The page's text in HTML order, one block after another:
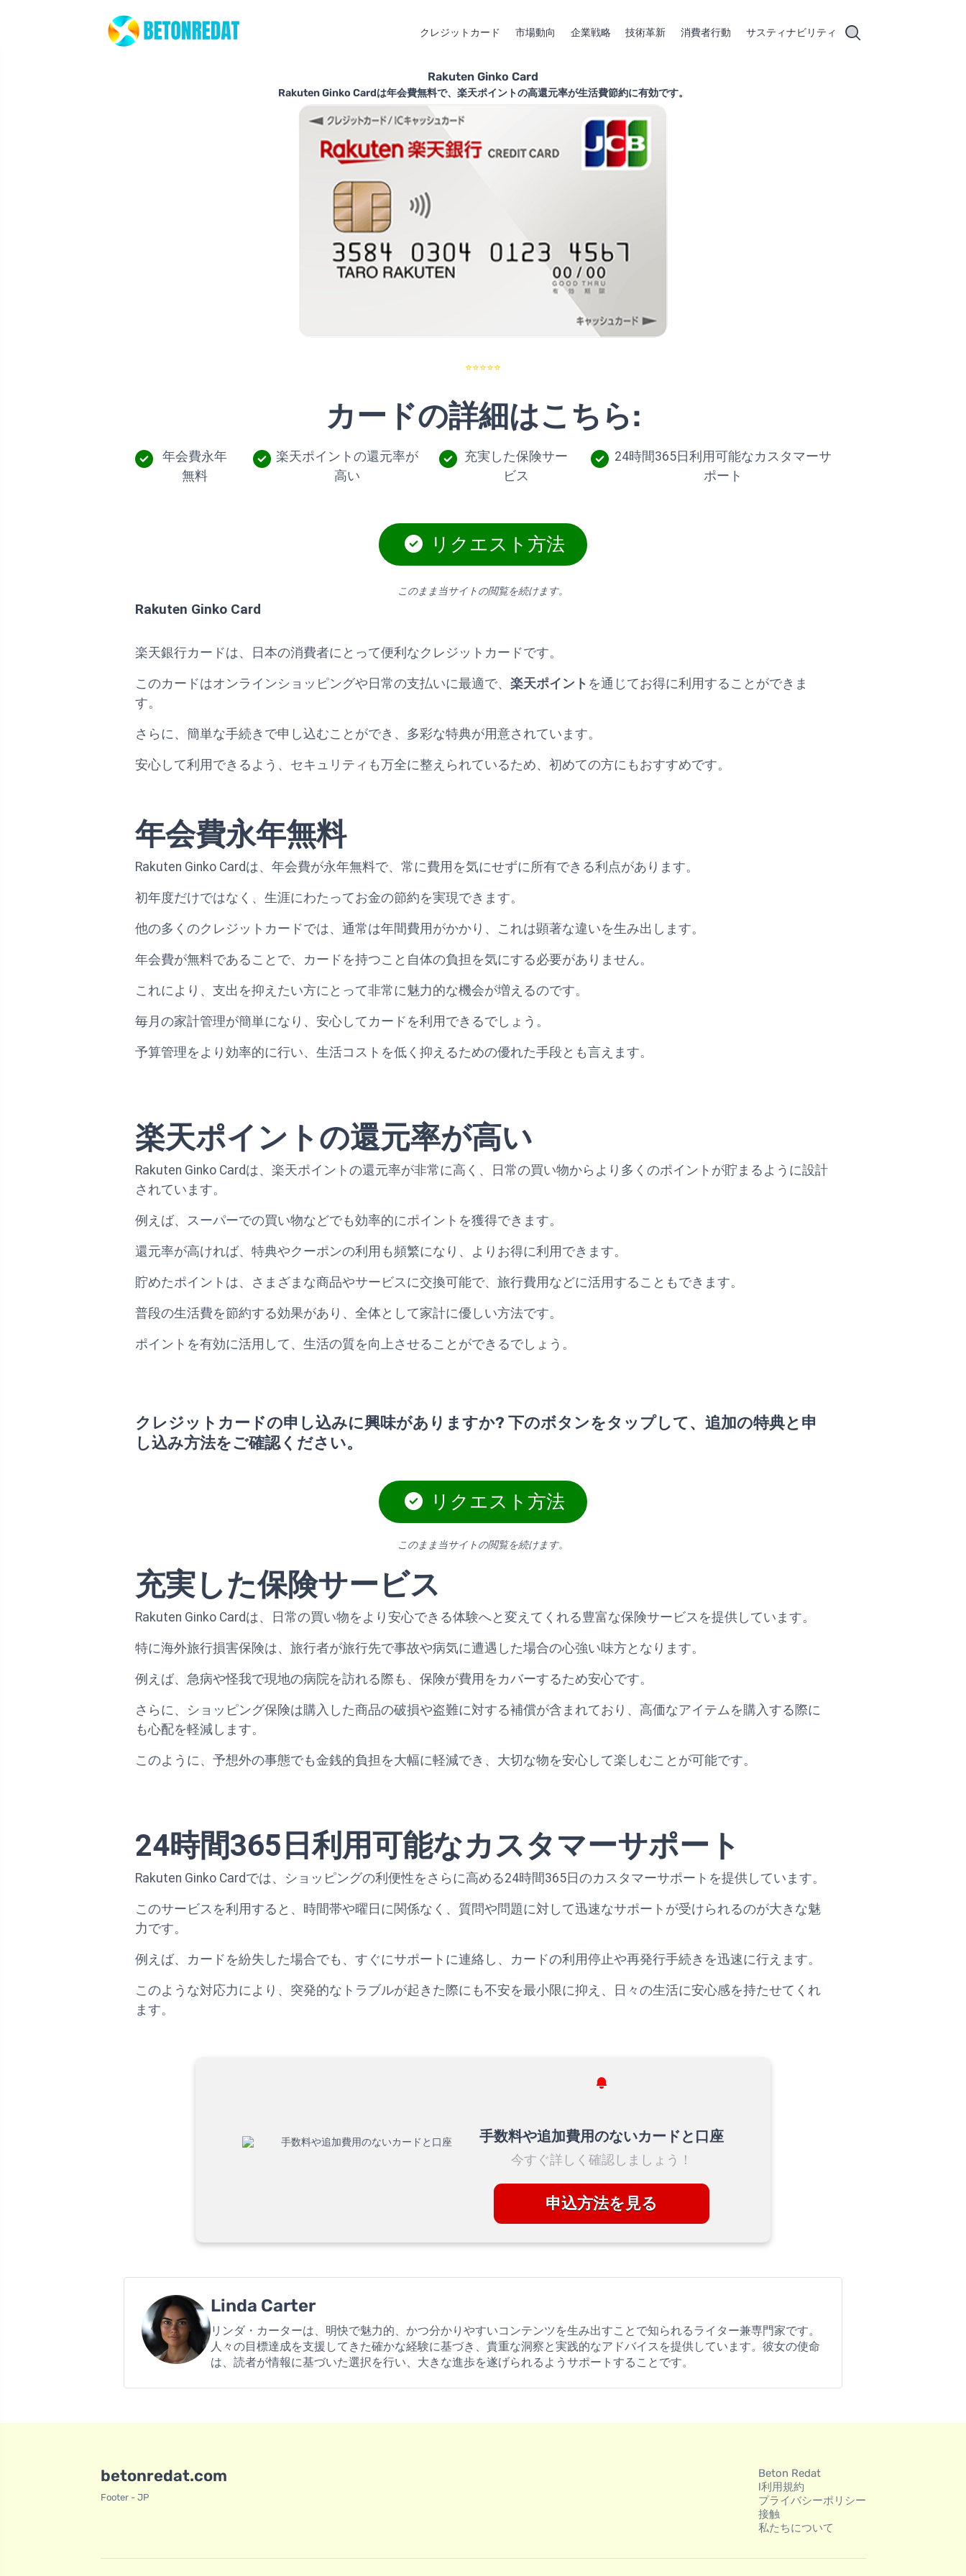
クレジットカード 市場動向 企業戦略 技術革新 消費者行動 サスティナビリティ
Rakuten Ginko Card
Rakuten Ginko Cardは年会費無料で、楽天ポイントの高還元率が生活費節約に有効です。
⭐⭐⭐⭐⭐
カードの詳細はこちら:
年会費永年
無料
楽天ポイントの還元率が
高い
充実した保険サー
ビス
24時間365日利用可能なカスタマーサ
ポート
リクエスト方法
このまま当サイトの閲覧を続けます。
Rakuten Ginko Card
楽天銀行カードは、日本の消費者にとって便利なクレジットカードです。
このカードはオンラインショッピングや日常の支払いに最適で、 楽天ポイント を通じてお得に利用することができま
す。
さらに、簡単な手続きで申し込むことができ、多彩な特典が用意されています。
安心して利用できるよう、セキュリティも万全に整えられているため、初めての方にもおすすめです。
年会費永年無料
Rakuten Ginko Cardは、年会費が永年無料で、常に費用を気にせずに所有できる利点があります。
初年度だけではなく、生涯にわたってお金の節約を実現できます。
他の多くのクレジットカードでは、通常は年間費用がかかり、これは顕著な違いを生み出します。
年会費が無料であることで、カードを持つこと自体の負担を気にする必要がありません。
これにより、支出を抑えたい方にとって非常に魅力的な機会が増えるのです。
毎月の家計管理が簡単になり、安心してカードを利用できるでしょう。
予算管理をより効率的に行い、生活コストを低く抑えるための優れた手段とも言えます。
楽天ポイントの還元率が高い
Rakuten Ginko Cardは、楽天ポイントの還元率が非常に高く、日常の買い物からより多くのポイントが貯まるように設計
されています。
例えば、スーパーでの買い物などでも効率的にポイントを獲得できます。
還元率が高ければ、特典やクーポンの利用も頻繁になり、よりお得に利用できます。
貯めたポイントは、さまざまな商品やサービスに交換可能で、旅行費用などに活用することもできます。
普段の生活費を節約する効果があり、全体として家計に優しい方法です。
ポイントを有効に活用して、生活の質を向上させることができるでしょう。
クレジットカードの申し込みに興味がありますか? 下のボタンをタップして、追加の特典と申
し込み方法をご確認ください。
リクエスト方法
このまま当サイトの閲覧を続けます。
充実した保険サービス
Rakuten Ginko Cardは、日常の買い物をより安心できる体験へと変えてくれる豊富な保険サービスを提供しています。
特に海外旅行損害保険は、旅行者が旅行先で事故や病気に遭遇した場合の心強い味方となります。
例えば、急病や怪我で現地の病院を訪れる際も、保険が費用をカバーするため安心です。
さらに、ショッピング保険は購入した商品の破損や盗難に対する補償が含まれており、高価なアイテムを購入する際に
も心配を軽減します。
このように、予想外の事態でも金銭的負担を大幅に軽減でき、大切な物を安心して楽しむことが可能です。
24時間365日利用可能なカスタマーサポート
Rakuten Ginko Cardでは、ショッピングの利便性をさらに高める24時間365日のカスタマーサポートを提供しています。
このサービスを利用すると、時間帯や曜日に関係なく、質問や問題に対して迅速なサポートが受けられるのが大きな魅
力です。
例えば、カードを紛失した場合でも、すぐにサポートに連絡し、カードの利用停止や再発行手続きを迅速に行えます。
このような対応力により、突発的なトラブルが起きた際にも不安を最小限に抑え、日々の生活に安心感を持たせてくれ
ます。
手数料や追加費用のないカードと口座
今すぐ詳しく確認しましょう！
申込方法を見る
Linda Carter
リンダ・カーターは、明快で魅力的、かつ分かりやすいコンテンツを生み出すことで知られるライター兼専門家です。
人々の目標達成を支援してきた確かな経験に基づき、貴重な洞察と実践的なアドバイスを提供しています。彼女の使命
は、読者が情報に基づいた選択を行い、大きな進歩を遂げられるようサポートすることです。
betonredat.com
Footer - JP
Beton Redat
l利用規約
プライバシーポリシー
接触
私たちについて